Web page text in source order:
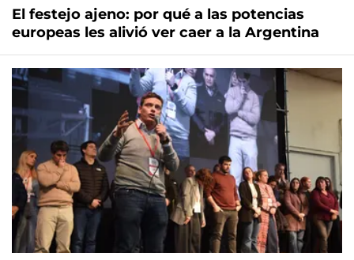
El festejo ajeno: por qué a las potencias
europeas les alivió ver caer a la Argentina